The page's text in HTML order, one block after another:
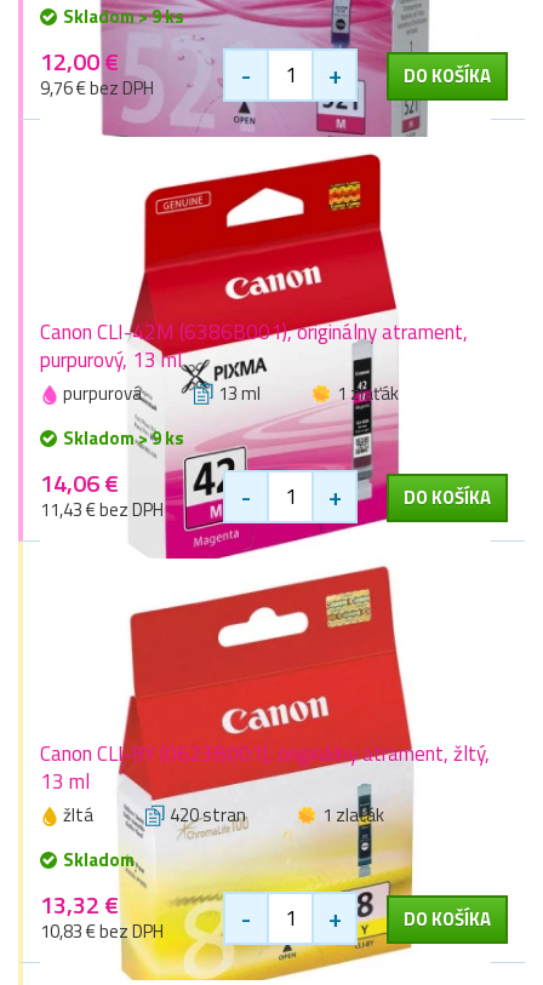
Skladom > 9 ks
12,00 €
9,76 € bez DPH - + DO KOŠÍKA
Canon CLI-42M (6386B001), originálny atrament,
purpurový, 13 ml
purpurová 13 ml
1 zlaťák
Skladom > 9 ks
14,06 €
11,43 € bez DPH - + DO KOŠÍKA
Canon CLI-8Y (0623B001), originálny atrament, žltý,
13 ml
žltá 420 stran
1 zlaťák
Skladom
13,32 €
10,83 € bez DPH - + DO KOŠÍKA